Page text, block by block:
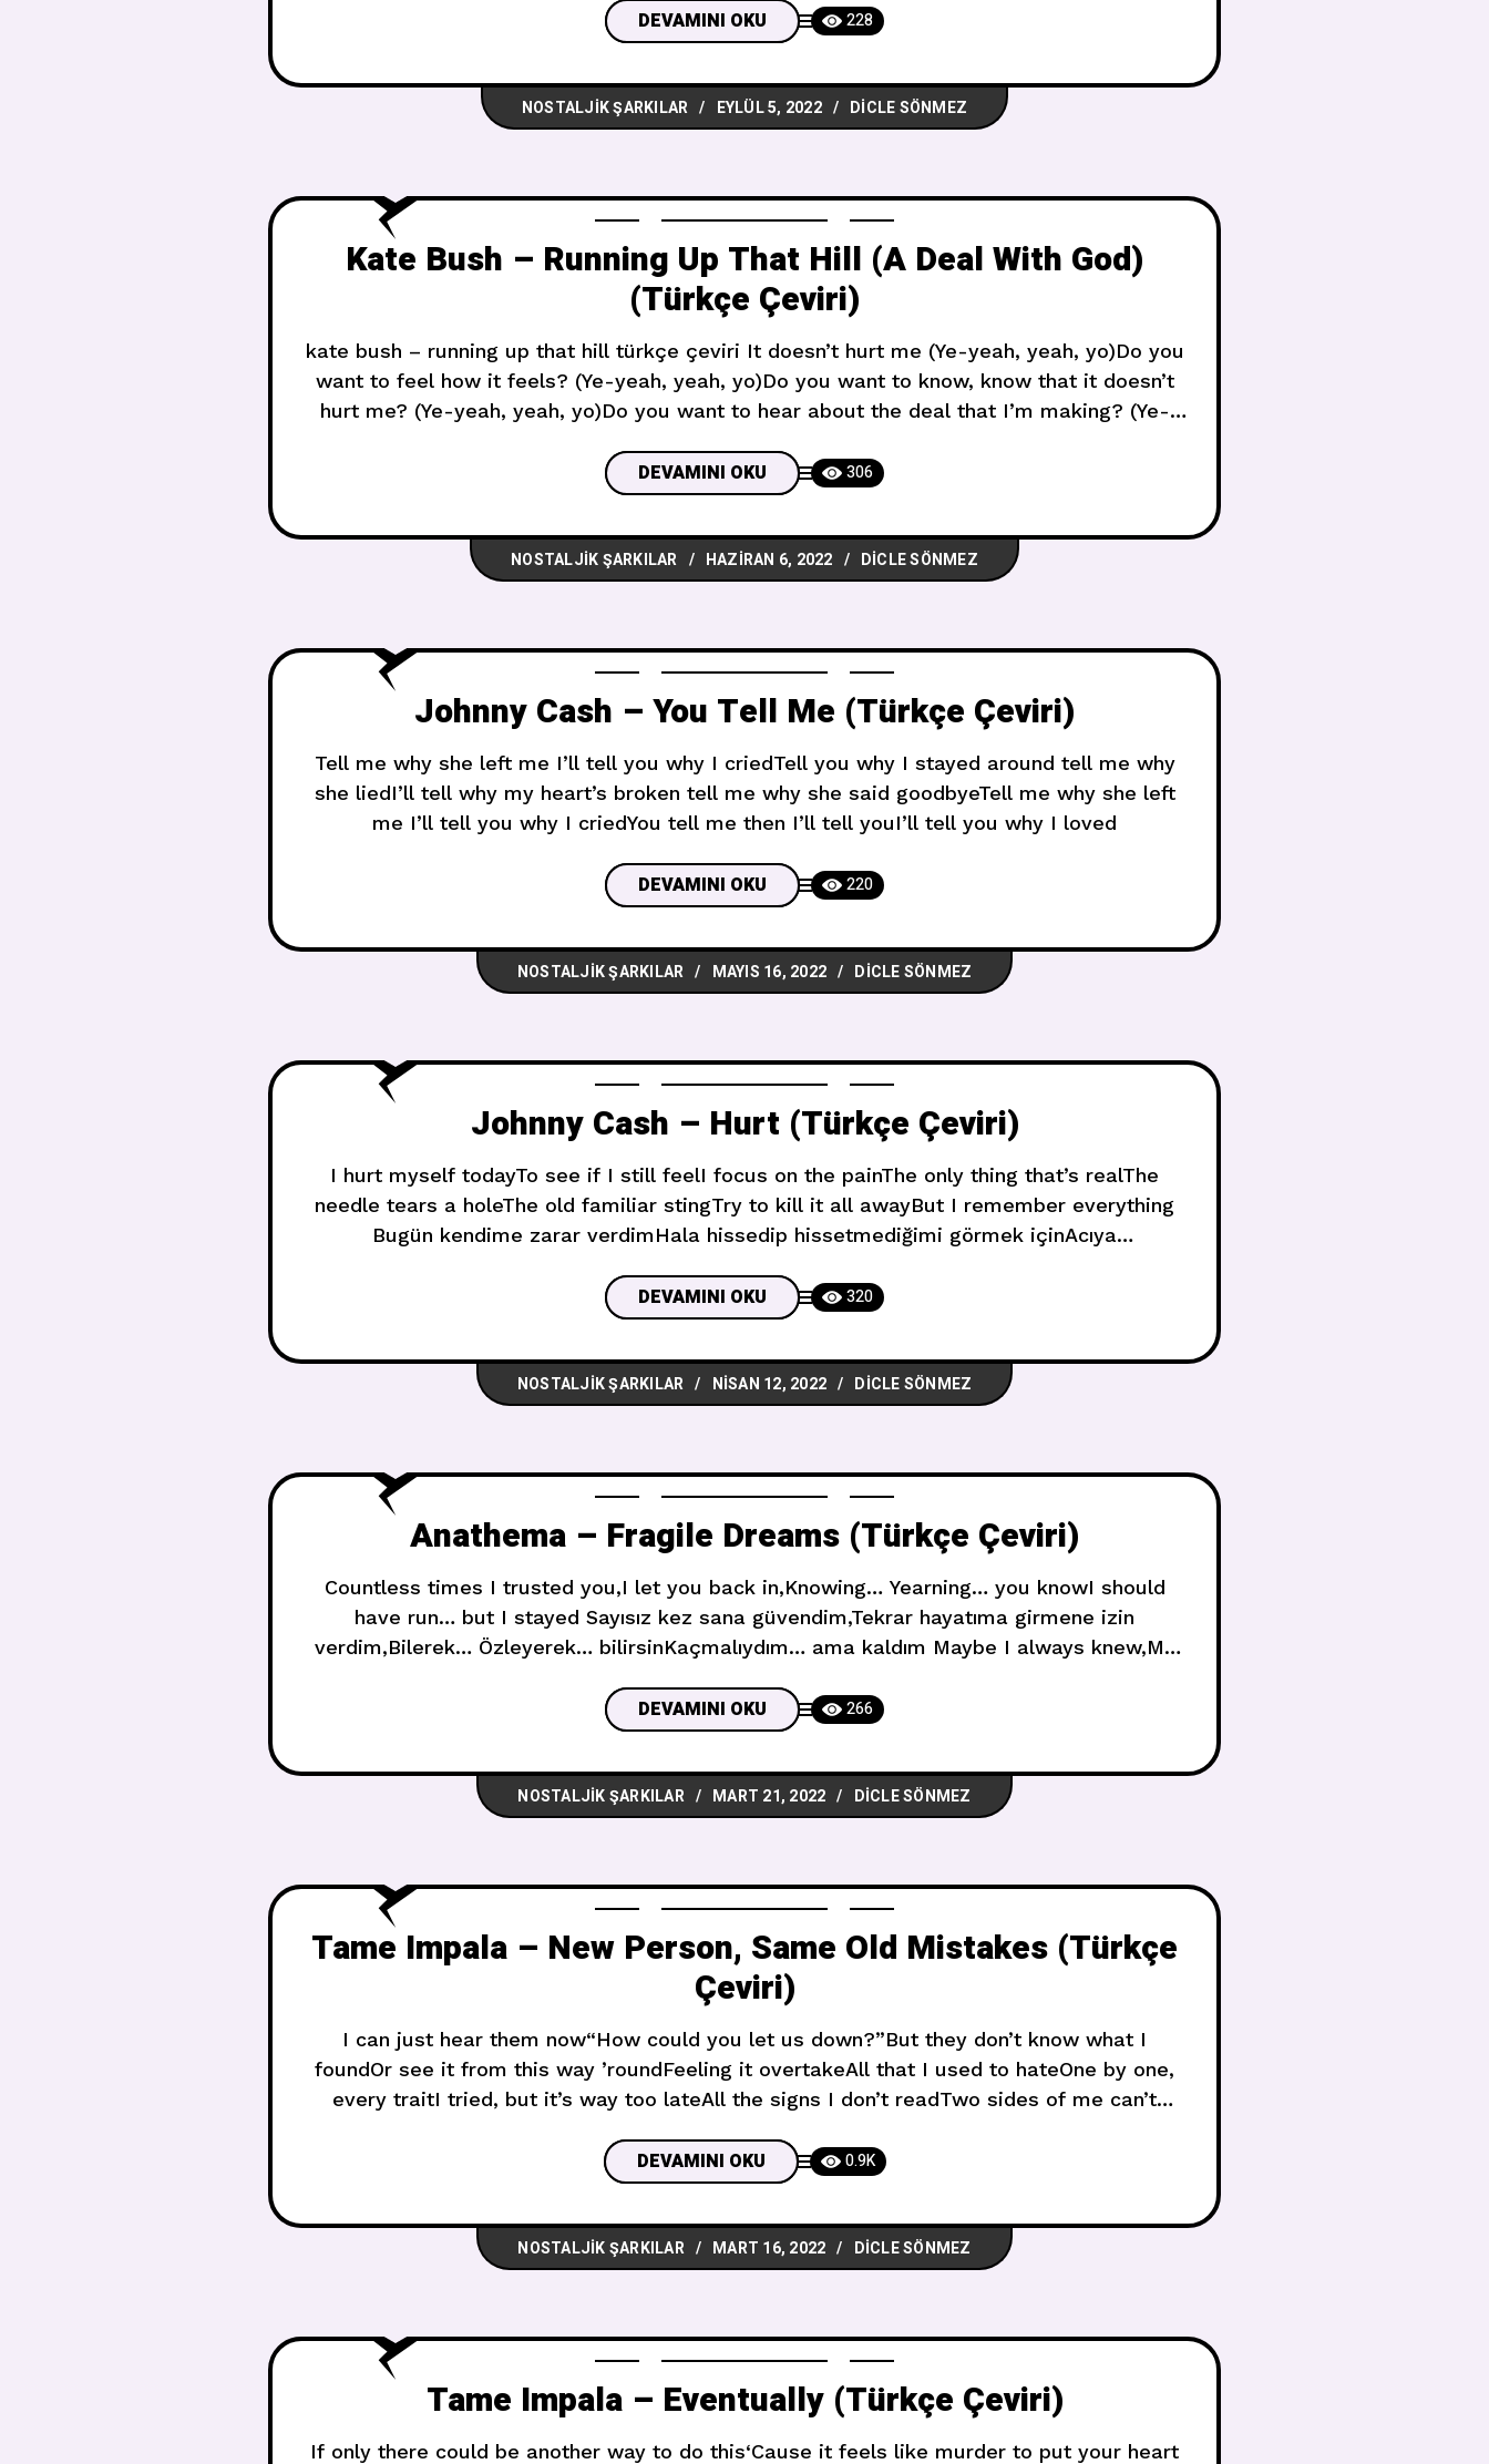
DEVAMINI OKU 228
NOSTALJIK ŞARKILAR EYLÜL 5, 2022 DICLE SÖNMEZ
Kate Bush – Running Up That Hill (A Deal With God)
(Türkçe Çeviri)
kate bush – running up that hill türkçe çeviri It doesn’t hurt me (Ye-yeah, yeah, yo)Do you
want to feel how it feels? (Ye-yeah, yeah, yo)Do you want to know, know that it doesn’t
hurt me? (Ye-yeah, yeah, yo)Do you want to hear about the deal that I’m making? (Ye-
DEVAMINI OKU 306
NOSTALJIK ŞARKILAR HAZIRAN 6, 2022 DICLE SÖNMEZ
Johnny Cash – You Tell Me (Türkçe Çeviri)
Tell me why she left me I’ll tell you why I criedTell you why I stayed around tell me why
she liedI’ll tell why my heart’s broken tell me why she said goodbyeTell me why she left
me I’ll tell you why I criedYou tell me then I’ll tell youI’ll tell you why I loved
DEVAMINI OKU 220
NOSTALJIK ŞARKILAR MAYIS 16, 2022 DICLE SÖNMEZ
Johnny Cash – Hurt (Türkçe Çeviri)
I hurt myself todayTo see if I still feelI focus on the painThe only thing that’s realThe
needle tears a holeThe old familiar stingTry to kill it all awayBut I remember everything
Bugün kendime zarar verdimHala hissedip hissetmediğimi görmek içinAcıya
çalıştımAma her şeyi hatırlıyorum What
DEVAMINI OKU 320
NOSTALJIK ŞARKILAR NISAN 12, 2022 DICLE SÖNMEZ
Anathema – Fragile Dreams (Türkçe Çeviri)
Countless times I trusted you,I let you back in,Knowing… Yearning… you knowI should
have run… but I stayed Sayısız kez sana güvendim,Tekrar hayatıma girmene izin
verdim,Bilerek… Özleyerek… bilirsinKaçmalıydım… ama kaldım Maybe I always knew,My
yıkılırdı. Today I introduced myself,To my own feelings,In
DEVAMINI OKU 266
NOSTALJIK ŞARKILAR MART 21, 2022 DICLE SÖNMEZ
Tame Impala – New Person, Same Old Mistakes (Türkçe
Çeviri)
I can just hear them now“How could you let us down?”But they don’t know what I
foundOr see it from this way ’roundFeeling it overtakeAll that I used to hateOne by one,
every traitI tried, but it’s way too lateAll the signs I don’t readTwo sides of me can’t
DEVAMINI OKU 0.9K
NOSTALJIK ŞARKILAR MART 16, 2022 DICLE SÖNMEZ
Tame Impala – Eventually (Türkçe Çeviri)
If only there could be another way to do this‘Cause it feels like murder to put your heart